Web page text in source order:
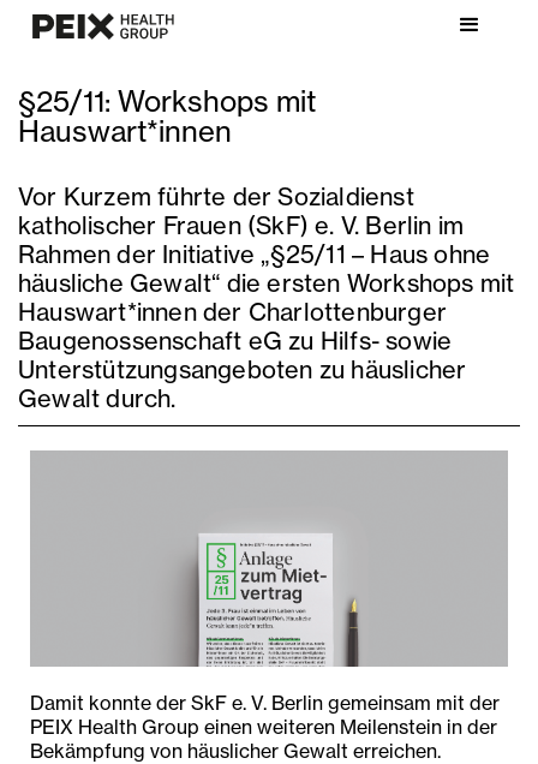
§25/11: Workshops mit
Hauswart*innen
Vor Kurzem führte der Sozialdienst
katholischer Frauen (SkF) e. V. Berlin im
Rahmen der Initiative „§25/11 – Haus ohne
häusliche Gewalt“ die ersten Workshops mit
Hauswart*innen der Charlottenburger
Baugenossenschaft eG zu Hilfs- sowie
Unterstützungsangeboten zu häuslicher
Gewalt durch.
Damit konnte der SkF e. V. Berlin gemeinsam mit der
PEIX Health Group einen weiteren Meilenstein in der
Bekämpfung von häuslicher Gewalt erreichen.